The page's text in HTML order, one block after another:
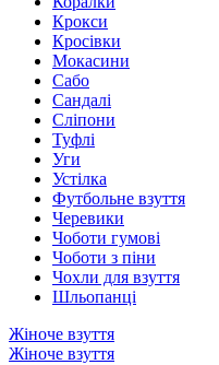
Крокси
Кросівки
Мокасини
Сабо
Сандалі
Сліпони
Туфлі
Уги
Устілка
Футбольне взуття
Черевики
Чоботи гумові
Чоботи з піни
Чохли для взуття
Шльопанці
Жіноче взуття
Жіноче взуття